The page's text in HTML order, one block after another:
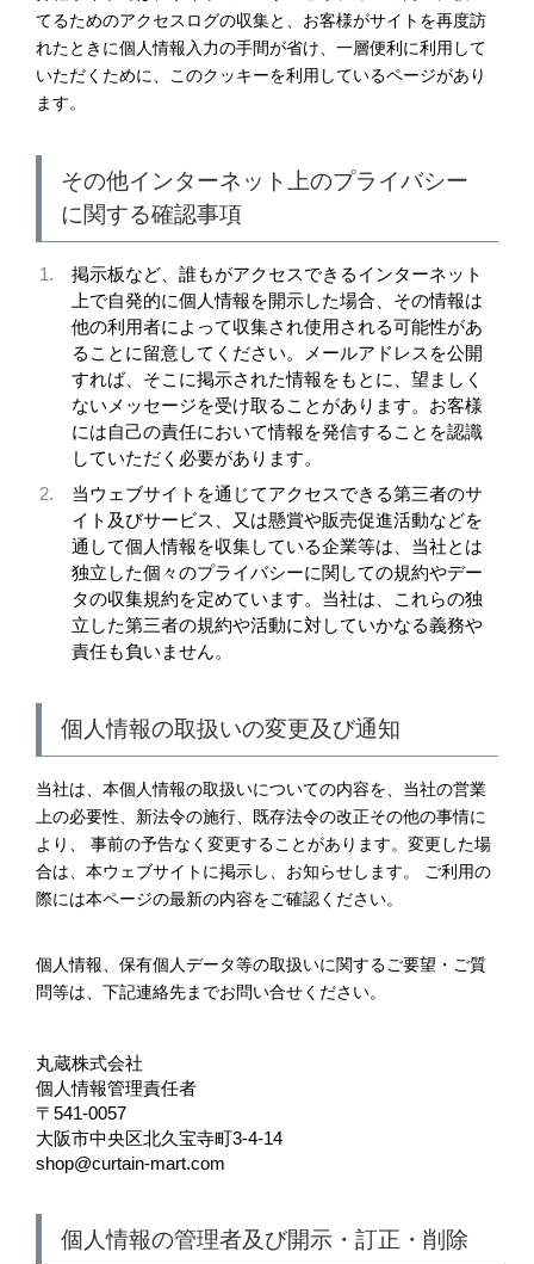
てるためのアクセスログの収集と、お客様がサイトを再度訪
れたときに個人情報入力の手間が省け、一層便利に利用して
いただくために、このクッキーを利用しているページがあり
ます。
その他インターネット上のプライバシー
に関する確認事項
掲示板など、誰もがアクセスできるインターネット
上で自発的に個人情報を開示した場合、その情報は
他の利用者によって収集され使用される可能性があ
ることに留意してください。メールアドレスを公開
すれば、そこに掲示された情報をもとに、望ましく
ないメッセージを受け取ることがあります。お客様
には自己の責任において情報を発信することを認識
していただく必要があります。
当ウェブサイトを通じてアクセスできる第三者のサ
イト及びサービス、又は懸賞や販売促進活動などを
通して個人情報を収集している企業等は、当社とは
独立した個々のプライバシーに関しての規約やデー
タの収集規約を定めています。当社は、これらの独
立した第三者の規約や活動に対していかなる義務や
責任も負いません。
個人情報の取扱いの変更及び通知
当社は、本個人情報の取扱いについての内容を、当社の営業
上の必要性、新法令の施行、既存法令の改正その他の事情に
より、 事前の予告なく変更することがあります。変更した場
合は、本ウェブサイトに掲示し、お知らせします。 ご利用の
際には本ページの最新の内容をご確認ください。
個人情報、保有個人データ等の取扱いに関するご要望・ご質
問等は、下記連絡先までお問い合せください。
丸蔵株式会社
個人情報管理責任者
541-0057
大阪市中央区北久宝寺町3-4-14
shop@curtain-mart.com
個人情報の管理者及び開示・訂正・削除